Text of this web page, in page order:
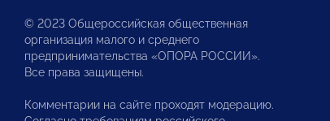
© 2023 Общероссийская общественная
организация малого и среднего
предпринимательства «ОПОРА РОССИИ».
Все права защищены.
Комментарии на сайте проходят модерацию.